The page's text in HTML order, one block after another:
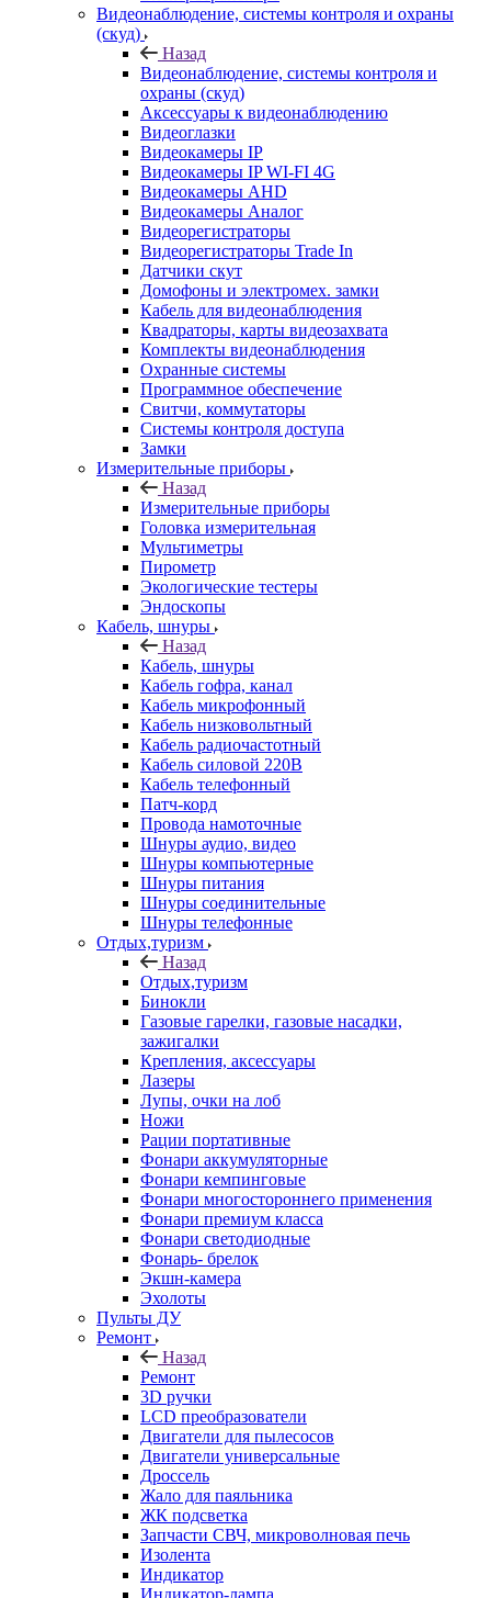
Видеонаблюдение, системы контроля и охраны
(скуд)
Назад
Видеонаблюдение, системы контроля и
охраны (скуд)
Аксессуары к видеонаблюдению
Видеоглазки
Видеокамеры IP
Видеокамеры IP WI-FI 4G
Видеокамеры AHD
Видеокамеры Аналог
Видеорегистраторы
Видеорегистраторы Trade In
Датчики скут
Домофоны и электромех. замки
Кабель для видеонаблюдения
Квадраторы, карты видеозахвата
Комплекты видеонаблюдения
Охранные системы
Программное обеспечение
Свитчи, коммутаторы
Системы контроля доступа
Замки
Измерительные приборы
Назад
Измерительные приборы
Головка измерительная
Мультиметры
Пирометр
Экологические тестеры
Эндоскопы
Кабель, шнуры
Назад
Кабель, шнуры
Кабель гофра, канал
Кабель микрофонный
Кабель низковольтный
Кабель радиочастотный
Кабель силовой 220В
Кабель телефонный
Патч-корд
Провода намоточные
Шнуры аудио, видео
Шнуры компьютерные
Шнуры питания
Шнуры соединительные
Шнуры телефонные
Отдых,туризм
Назад
Отдых,туризм
Бинокли
Газовые гарелки, газовые насадки,
зажигалки
Крепления, аксессуары
Лазеры
Лупы, очки на лоб
Ножи
Рации портативные
Фонари аккумуляторные
Фонари кемпинговые
Фонари многостороннего применения
Фонари премиум класса
Фонари светодиодные
Фонарь- брелок
Экшн-камера
Эхолоты
Пульты ДУ
Ремонт
Назад
Ремонт
3D ручки
LCD преобразователи
Двигатели для пылесосов
Двигатели универсальные
Дроссель
Жало для паяльника
ЖК подсветка
Запчасти СВЧ, микроволновая печь
Изолента
Индикатор
Индикатор-лампа